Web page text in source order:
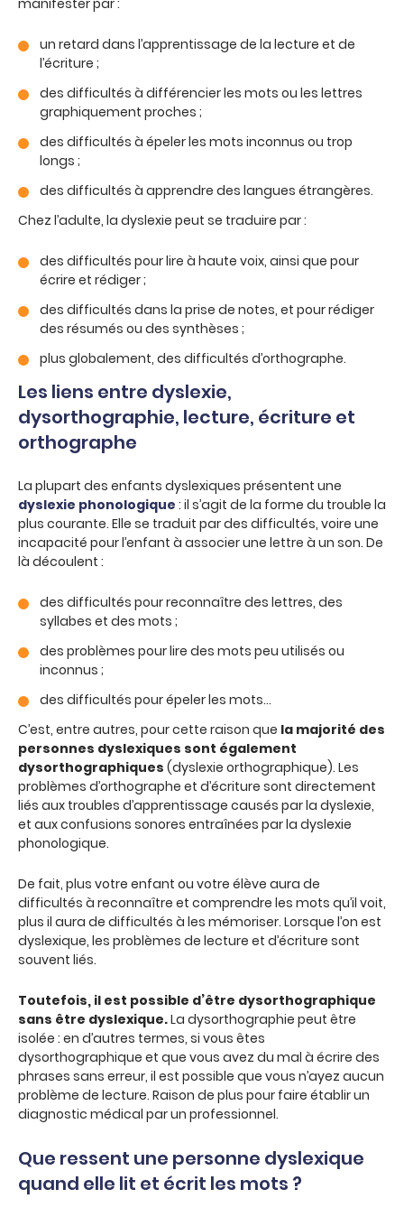
manifester par :
un retard dans l’apprentissage de la lecture et de
l’écriture ;
des difficultés à différencier les mots ou les lettres
graphiquement proches ;
des difficultés à épeler les mots inconnus ou trop
longs ;
des difficultés à apprendre des langues étrangères.
Chez l’adulte, la dyslexie peut se traduire par :
des difficultés pour lire à haute voix, ainsi que pour
écrire et rédiger ;
des difficultés dans la prise de notes, et pour rédiger
des résumés ou des synthèses ;
plus globalement, des difficultés d’orthographe.
Les liens entre dyslexie,
dysorthographie, lecture, écriture et
orthographe
La plupart des enfants dyslexiques présentent une
dyslexie phonologique : il s’agit de la forme du trouble la
plus courante. Elle se traduit par des difficultés, voire une
incapacité pour l’enfant à associer une lettre à un son. De
là découlent :
des difficultés pour reconnaître des lettres, des
syllabes et des mots ;
des problèmes pour lire des mots peu utilisés ou
inconnus ;
des difficultés pour épeler les mots…
C’est, entre autres, pour cette raison que la majorité des
personnes dyslexiques sont également
dysorthographiques (dyslexie orthographique). Les
problèmes d’orthographe et d’écriture sont directement
liés aux troubles d’apprentissage causés par la dyslexie,
et aux confusions sonores entraînées par la dyslexie
phonologique.
De fait, plus votre enfant ou votre élève aura de
difficultés à reconnaître et comprendre les mots qu’il voit,
plus il aura de difficultés à les mémoriser. Lorsque l’on est
dyslexique, les problèmes de lecture et d’écriture sont
souvent liés.
Toutefois, il est possible d’être dysorthographique
sans être dyslexique.La dysorthographie peut être
isolée : en d’autres termes, si vous êtes
dysorthographique et que vous avez du mal à écrire des
phrases sans erreur, il est possible que vous n’ayez aucun
problème de lecture. Raison de plus pour faire établir un
diagnostic médical par un professionnel.
Que ressent une personne dyslexique
quand elle lit et écrit les mots ?